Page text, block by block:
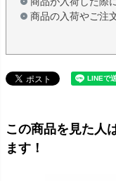
商品の入荷やご注
この商品を見た人
ます！